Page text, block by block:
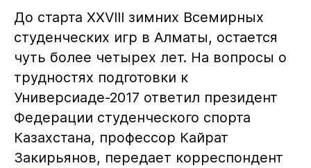
До старта XXVIII зимних Всемирных
студенческих игр в Алматы, остается
чуть более четырех лет. На вопросы о
трудностях подготовки к
Универсиаде-2017 ответил президент
Федерации студенческого спорта
Казахстана, профессор Кайрат
Закирьянов, передает корреспондент